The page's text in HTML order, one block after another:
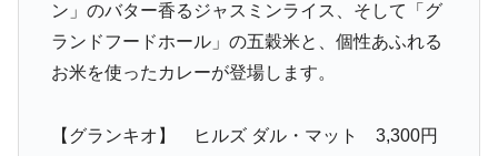
ン」のバター香るジャスミンライス、そして「グ
ランドフードホール」の五穀米と、個性あふれる
お米を使ったカレーが登場します。
【グランキオ】 ヒルズ ダル・マット 3,300円